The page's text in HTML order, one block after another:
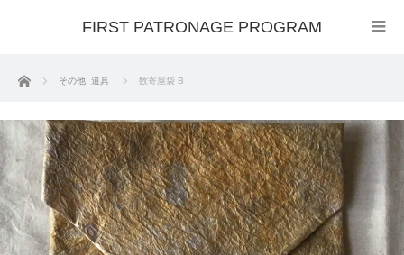
FIRST PATRONAGE PROGRAM
ホーム その他 道具 数寄屋袋 B